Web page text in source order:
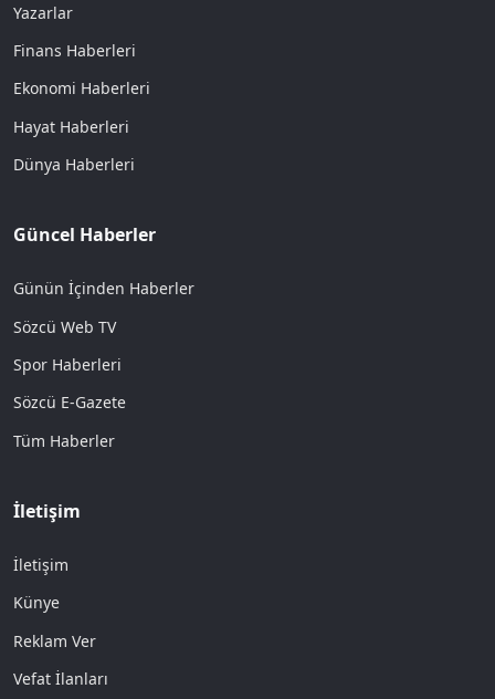
Yazarlar
Finans Haberleri
Ekonomi Haberleri
Hayat Haberleri
Dünya Haberleri
Güncel Haberler
Günün İçinden Haberler
Sözcü Web TV
Spor Haberleri
Sözcü E-Gazete
Tüm Haberler
İletişim
İletişim
Künye
Reklam Ver
Vefat İlanları